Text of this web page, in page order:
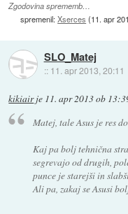
Zgodovina sprememb…
spremenil:Xserces (11. apr
SLO_Matej
:: 11. apr 2013, 20:11
kikiairje 11. apr 2013 ob
Matej, tale Asus je res
Kaj pa bolj tehnična
segrevajo od drugih,
punce je starejši in
Ali pa, zakaj se Asusi